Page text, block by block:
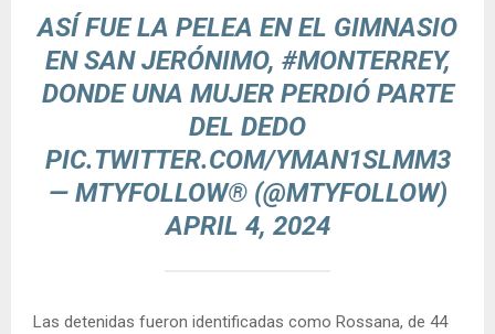
ASÍ FUE LA PELEA EN EL GIMNASIO
EN SAN JERÓNIMO, #MONTERREY,
DONDE UNA MUJER PERDIÓ PARTE
DEL DEDO
PIC.TWITTER.COM/YMAN1SLMM3
— MTYFOLLOW® (@MTYFOLLOW)
APRIL 4, 2024
Las detenidas fueron identificadas como Rossana, de 44